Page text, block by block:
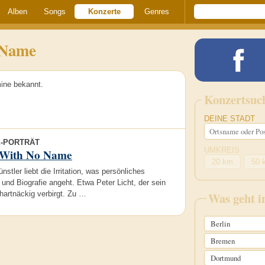
Alben Songs Konzerte Genres
bekannt.
PORTRÄT
No Name
liebt die Irritation, was persönliches
Biografie angeht. Etwa Peter Licht, der sein
verbirgt. Zu …
DEINE STADT
UMKREIS
20 km
50
Was geht
Berlin
Bremen
Dortmund